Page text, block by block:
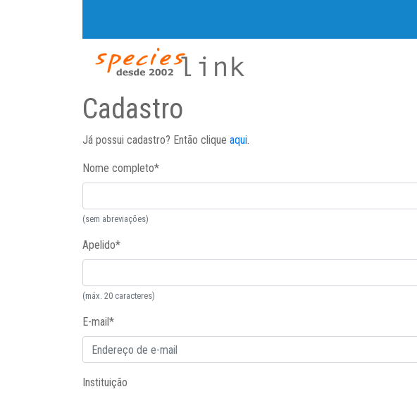
Cadastro
Já possui cadastro? Então clique aqui.
Nome completo*
(sem abreviações)
Apelido*
(máx. 20 caracteres)
E-mail*
Instituição